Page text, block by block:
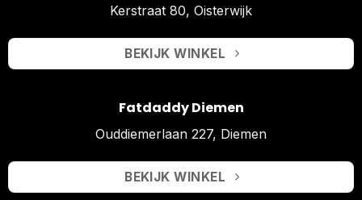
Kerstraat 80, Oisterwijk
BEKIJK WINKEL
Fatdaddy Diemen
Ouddiemerlaan 227, Diemen
BEKIJK WINKEL